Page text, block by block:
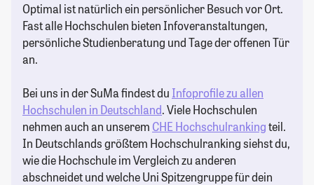
Optimal ist natürlich ein persönlicher Besuch vor Ort.
Fast alle Hochschulen bieten Infoveranstaltungen,
persönliche Studienberatung und Tage der offenen Tür
an.
Bei uns in der SuMa findest du Infoprofile zu allen
Hochschulen in Deutschland. Viele Hochschulen
nehmen auch an unserem CHE Hochschulrankingteil.
In Deutschlands größtem Hochschulranking siehst du,
wie die Hochschule im Vergleich zu anderen
abschneidet und welche Uni Spitzengruppe für dein